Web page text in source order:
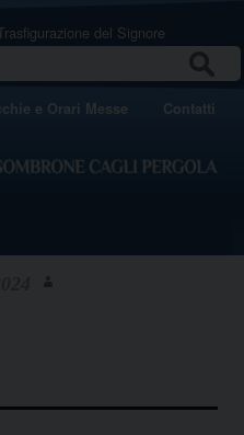
del Signore
e Orari Messe Contatti